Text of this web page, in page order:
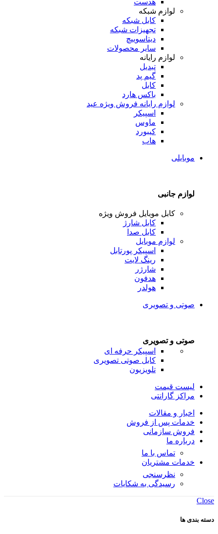
لوازم شبکه
کابل شبکه
تجهیزات شبکه
دیتاسوییچ
سایر محصولات
لوازم رایانه
تبدیل
گیم پد
کابل
باکس هارد
لوازم رایانه فروش ویژه عید
اسپیکر
ماوس
کیبورد
هاب
موبایلی
لوازم جانبی
کابل موبایل فروش ویژه
کابل شارژ
کابل صدا
لوازم موبایل
اسپیکر پورتابل
رینگ لایت
شارژر
هدفون
هولدر
صوتی و تصویری
صوتی و تصویری
اسپیکر حرفه ای
کابل صوتی تصویری
تلویزیون
لیست قیمت
مراکز گارانتی
اخبار و مقالات
خدمات پس از فروش
فروش سازمانی
درباره ما
تماس با ما
خدمات مشتریان
نظرسنجی
رسیدگی به شکایات
Close
دسته بندی ها